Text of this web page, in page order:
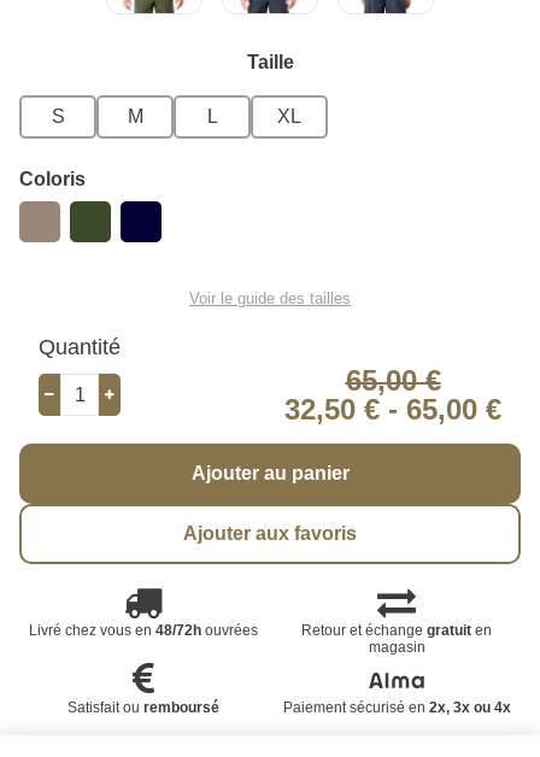
Taille
S M L XL
Coloris
Voir le guide des tailles
Quantité
65,00 €
32,50 € - 65,00 €
Ajouter au panier
Ajouter aux favoris
Livré chez vous en 48/72houvrées Retour et échangegratuit en
magasin
Satisfait ou remboursé Paiement sécurisé en 2x, 3x ou 4x